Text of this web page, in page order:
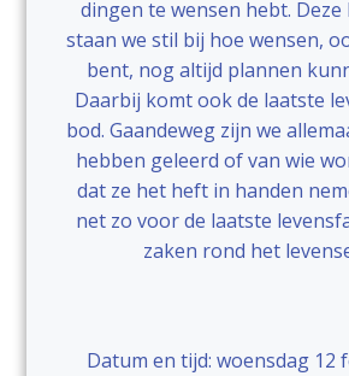
dingen te wensen hebt.
staan we stil bij hoe wensen,
bent, nog altijd plannen
Daarbij komt ook de laatste
bod. Gaandeweg zijn we
hebben geleerd of van wie
dat ze het heft in handen
net zo voor de laatste
zaken rond het
Datum en tijd: woensdag 12